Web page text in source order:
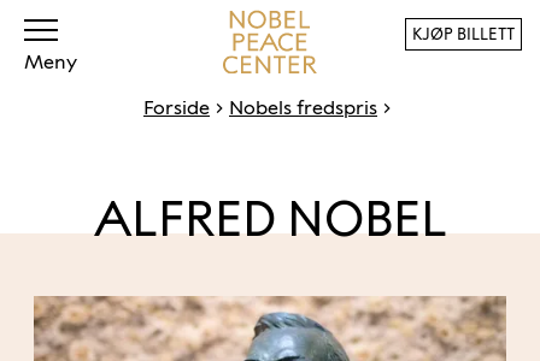
KJØP BILLETT
Meny
Forside
Nobels fredspris
ALFRED NOBEL